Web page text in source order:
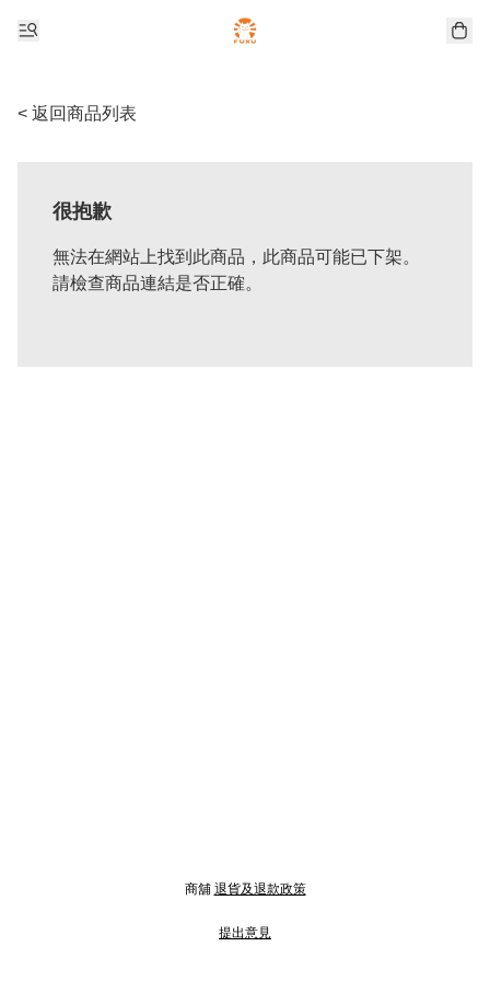
< 返回商品列表
很抱歉
無法在網站上找到此商品，此商品可能已下架。
請檢查商品連結是否正確。
商舖 退貨及退款政策
提出意見